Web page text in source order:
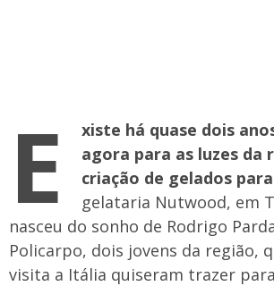
E
xiste há quase dois
agora para as luzes da
criação de gelados
gelataria Nutwood, em
nasceu do sonho de Rodrigo
Policarpo, dois jovens da região,
visita a Itália quiseram trazer